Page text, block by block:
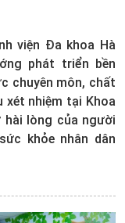
viện Đa khoa Hà
phát triển bền
chuyên môn, chất
xét nhiệm tại Khoa
hài lòng của người
khỏe nhân dân